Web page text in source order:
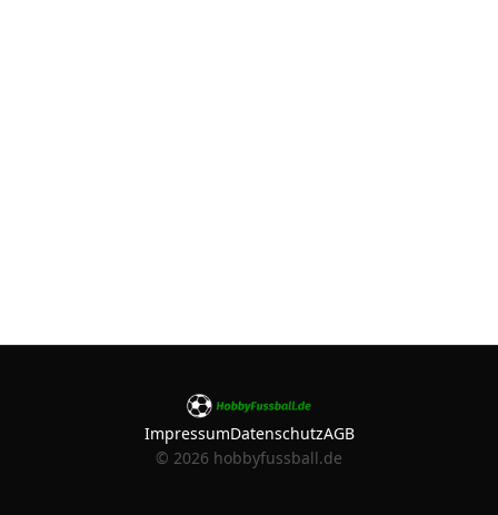
ImpressumDatenschutzAGB
© 2026 hobbyfussball.de